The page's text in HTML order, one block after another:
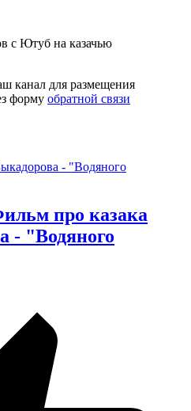
с Ютуб на казачью
канал для размещения
форму обратной связи
про казака
- "Водяного